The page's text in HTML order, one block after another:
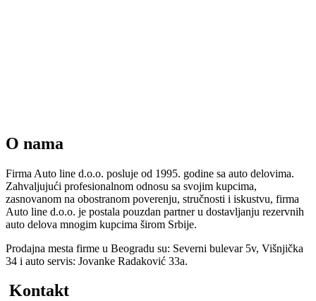
O nama
Firma Auto line d.o.o. posluje od 1995. godine sa auto delovima.
Zahvaljujući profesionalnom odnosu sa svojim kupcima,
zasnovanom na obostranom poverenju, stručnosti i iskustvu, firma
Auto line d.o.o. je postala pouzdan partner u dostavljanju rezervnih
auto delova mnogim kupcima širom Srbije.
Prodajna mesta firme u Beogradu su: Severni bulevar 5v, Višnjička
34 i auto servis: Jovanke Radaković 33a.
Kontakt